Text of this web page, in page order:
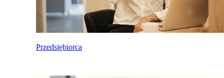
Przedsiębiorca